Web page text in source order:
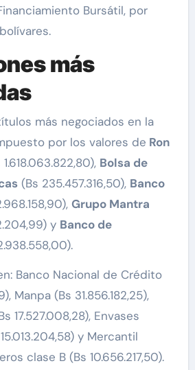
Bursátil, por
más
más negociados en la
por los valores de Ron
1.618.063.822,80), Bolsa de
(Bs 235.457.316,50), Banco
Grupo Mantra
y Banco de
Banco Nacional de Crédito
Manpa (Bs 31.856.182,25),
17.527.008,28), Envases
y Mercantil
clase B (Bs 10.656.217,50).